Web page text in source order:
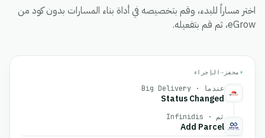
اختر مساراً للبدء، وقم بتخصيصه في أداة بناء المسارات بدون كود من
eGrow، ثم قم بتفعيله.
⚡ محفز →الإجراء
عندما · Big Delivery
Status Changed
ثم · Infinidis
Add Parcel